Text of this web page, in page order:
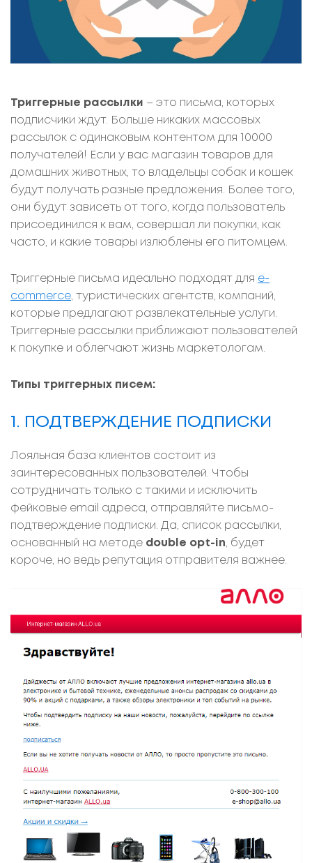
Триггерные рассылки – это письма, которых
подписчики ждут. Больше никаких массовых
рассылок с одинаковым контентом для 10000
получателей! Если у вас магазин товаров для
домашних животных, то владельцы собак и кошек
будут получать разные предложения. Более того,
они будут зависеть от того, когда пользователь
присоединился к вам, совершал ли покупки, как
часто, и какие товары излюблены его питомцем.
Триггерные письма идеально подходят для e-
commerce , туристических агентств, компаний,
которые предлагают развлекательные услуги.
Триггерные рассылки приближают пользователей
к покупке и облегчают жизнь маркетологам.
Типы триггерных писем:
1. ПОДТВЕРЖДЕНИЕ ПОДПИСКИ
Лояльная база клиентов состоит из
заинтересованных пользователей. Чтобы
сотрудничать только с такими и исключить
фейковые email адреса, отправляйте письмо-
подтверждение подписки. Да, список рассылки,
основанный на методе double opt-in , будет
короче, но ведь репутация отправителя важнее.